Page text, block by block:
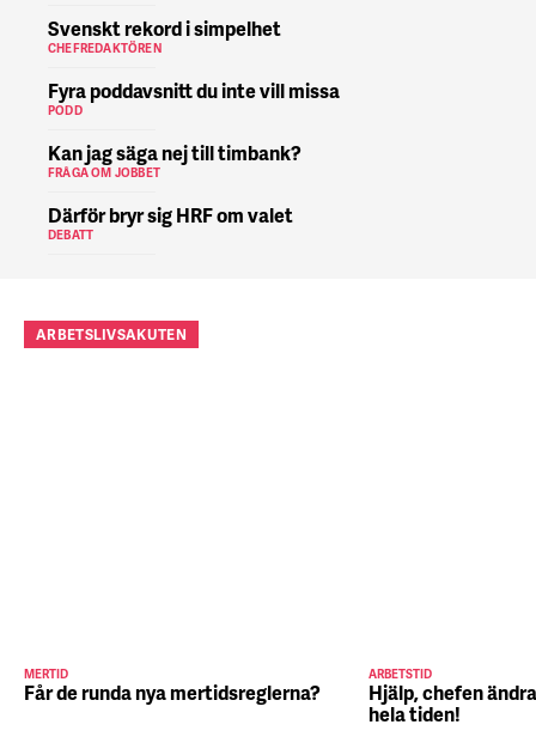
Svenskt rekord i simpelhet
CHEFREDAKTÖREN
Fyra poddavsnitt du inte vill missa
PODD
Kan jag säga nej till timbank?
FRÅGA OM JOBBET
Därför bryr sig HRF om valet
DEBATT
ARBETSLIVSAKUTEN
MERTID
Får de runda nya mertidsreglerna?
ARBETSTID
Hjälp, chefen
hela tiden!